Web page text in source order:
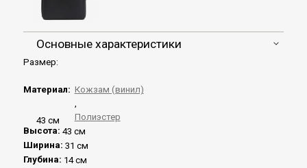
Основные характеристики
43 см
Размер:
Материал: Кожзам (винил)
,
Полиэстер
Высота: 43 см
Ширина: 31 см
Глубина: 14 см